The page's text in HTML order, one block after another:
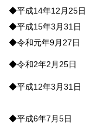
◆平成14年12月25日
◆平成15年3月31日
◆令和元年9月27日
◆令和2年2月25日
◆平成12年3月31日
◆平成6年7月5日